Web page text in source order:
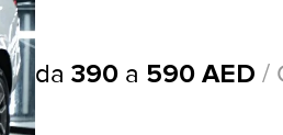
da 390 a 590 AED /